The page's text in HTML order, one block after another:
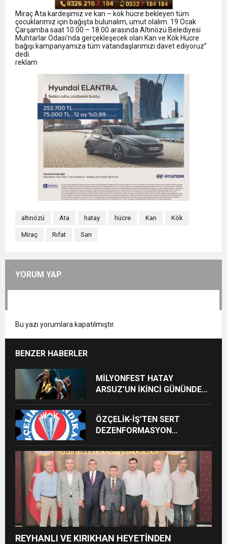
Miraç Ata kardeşimiz ve kan – kök hücre bekleyen tüm
çocuklarımız için bağışta bulunalım, umut olalım. 19 Ocak
Çarşamba saat 10.00 – 18.00 arasında Altınözü Belediyesi
Muhtarlar Odası’nda gerçekleşecek olan Kan ve Kök Hücre
bağışı kampanyamıza tüm vatandaşlarımızı davet ediyoruz”
dedi.
reklam
altınözü Ata hatay hücre Kan Kök
Miraç Rıfat Sarı
YORUM YAP
Bu yazı yorumlara kapatılmıştır.
BENZER HABERLER
MİLYONFEST HATAY
ARSUZ’UN İKİNCİ GÜNÜNDE
ÖZÇELİK-İŞ’TEN SERT
DEZENFORMASYON
CEZAİ SÜREÇ BAŞLATILDI”
REYHANLI VE KIRIKHAN HEYETİNDEN